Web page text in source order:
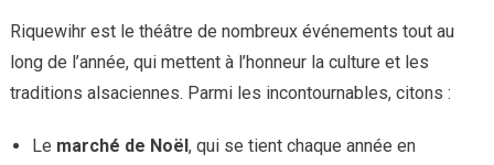
Riquewihr est le théâtre de nombreux événements tout au
long de l’année, qui mettent à l’honneur la culture et les
traditions alsaciennes. Parmi les incontournables, citons :
Le marché de Noël , qui se tient chaque année en